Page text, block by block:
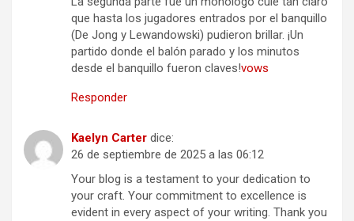
que hasta los jugadores entrados por el banquillo
(De Jong y Lewandowski) pudieron brillar. ¡Un
partido donde el balón parado y los minutos
desde el banquillo fueron claves!vows
Responder
Kaelyn Carter dice:
26 de septiembre de 2025 a las 06:12
Your blog is a testament to your dedication to
your craft. Your commitment to excellence is
evident in every aspect of your writing. Thank you